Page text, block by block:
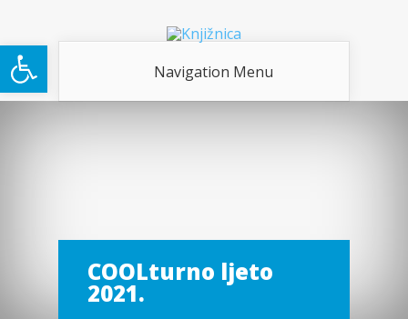
Open toolbar Navigation Menu
COOLturno ljeto
2021.